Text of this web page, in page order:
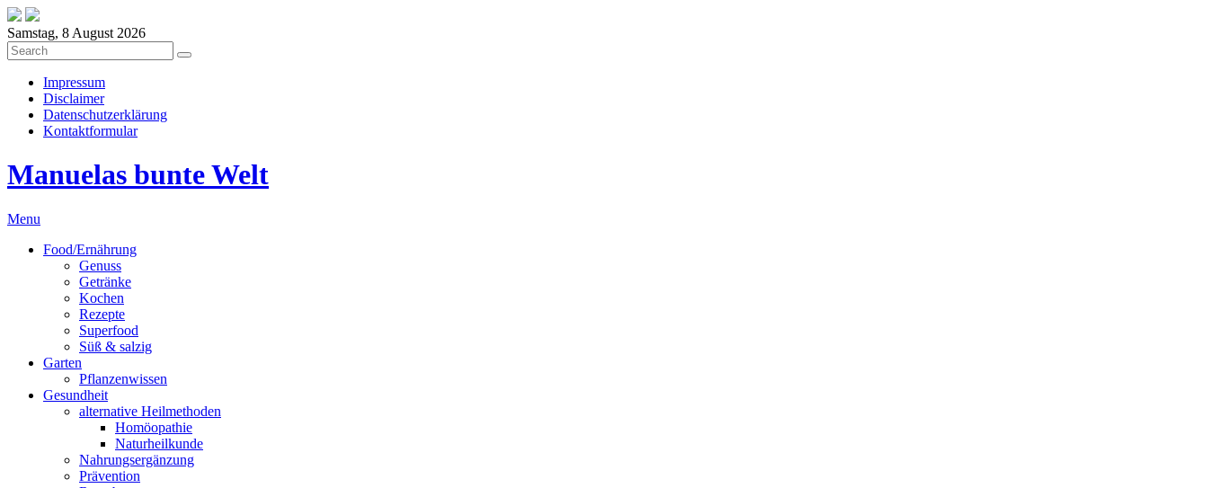
Samstag, 8 August 2026
Impressum
Disclaimer
Datenschutzerklärung
Kontaktformular
Manuelas bunte Welt
Menu
Food/Ernährung
Genuss
Getränke
Kochen
Rezepte
Superfood
Süß & salzig
Garten
Pflanzenwissen
Gesundheit
alternative Heilmethoden
Homöopathie
Naturheilkunde
Nahrungsergänzung
Prävention